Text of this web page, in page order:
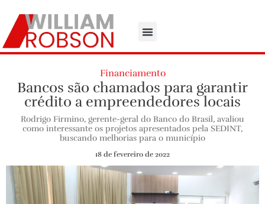
Financiamento
Bancos são chamados para garantir
crédito a empreendedores locais
Rodrigo Firmino, gerente-geral do Banco do Brasil, avaliou
como interessante os projetos apresentados pela SEDINT,
buscando melhorias para o município
18 de fevereiro de 2022